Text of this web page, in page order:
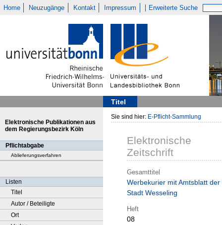
Home Neuzugänge Kontakt Impressum Erweiterte Suche
Titel
Elektronische Publikationen aus
dem Regierungsbezirk Köln
Pflichtabgabe
Ablieferungsverfahren
Listen
Titel
Autor / Beteiligte
Ort
Sie sind hier: E-Pflicht-Sammlung
Elektronische
Zeitschrift
Gesamttitel
Werbekurier mit Amtsblatt der
Stadt Wesseling
Heft
08